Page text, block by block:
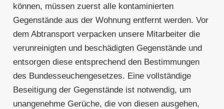
können, müssen zuerst alle kontaminierten
Gegenstände aus der Wohnung entfernt werden. Vor
dem Abtransport verpacken unsere Mitarbeiter die
verunreinigten und beschädigten Gegenstände und
entsorgen diese entsprechend den Bestimmungen
des Bundesseuchengesetzes. Eine vollständige
Beseitigung der Gegenstände ist notwendig, um
unangenehme Gerüche, die von diesen ausgehen,